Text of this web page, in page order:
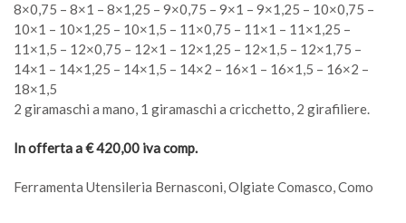
8×0,75 – 8×1 – 8×1,25 – 9×0,75 – 9×1 – 9×1,25 – 10×0,75 –
10×1 – 10×1,25 – 10×1,5 – 11×0,75 – 11×1 – 11×1,25 –
11×1,5 – 12×0,75 – 12×1 – 12×1,25 – 12×1,5 – 12×1,75 –
14×1 – 14×1,25 – 14×1,5 – 14×2 – 16×1 – 16×1,5 – 16×2 –
18×1,5
2 giramaschi a mano, 1 giramaschi a cricchetto, 2 girafiliere.
In offerta a € 420,00 iva comp.
Ferramenta Utensileria Bernasconi, Olgiate Comasco, Como